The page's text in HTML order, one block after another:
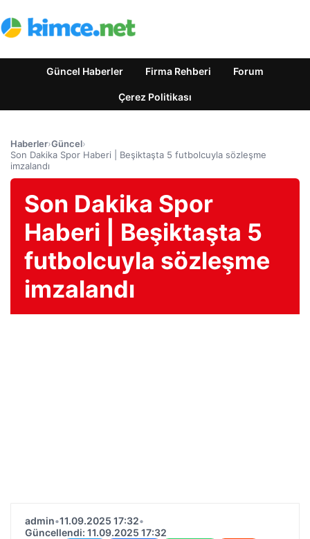
Güncel Haberler Firma Rehberi Forum
Çerez Politikası
Haberler›Güncel›
Son Dakika Spor Haberi | Beşiktaşta 5 futbolcuyla sözleşme
imzalandı
Son Dakika Spor
Haberi | Beşiktaşta 5
futbolcuyla sözleşme
imzalandı
admin•11.09.2025 17:32•
Güncellendi: 11.09.2025 17:32